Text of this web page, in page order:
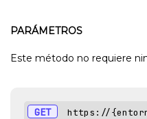
PARÁMETROS
Este método no requiere
GET https://